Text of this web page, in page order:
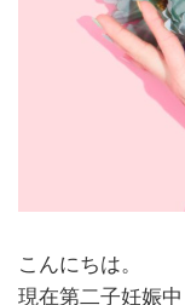
こんにちは。
現在第二子妊娠